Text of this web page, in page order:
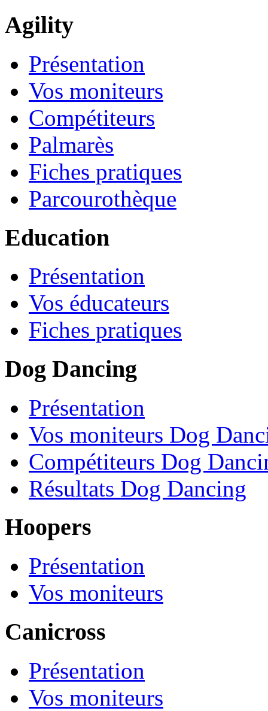
Agility
Présentation
Vos moniteurs
Compétiteurs
Palmarès
Fiches pratiques
Parcourothèque
Education
Présentation
Vos éducateurs
Fiches pratiques
Dog Dancing
Présentation
Vos moniteurs Dog
Compétiteurs Dog
Résultats Dog Dancing
Hoopers
Présentation
Vos moniteurs
Canicross
Présentation
Vos moniteurs